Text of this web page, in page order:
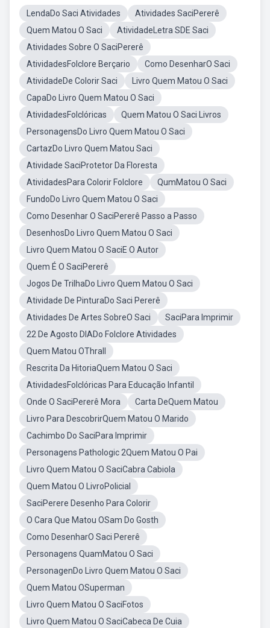
LendaDo Saci Atividades
Atividades SaciPererê
Quem Matou O Saci
AtividadeLetra SDE Saci
Atividades Sobre O SaciPererê
AtividadesFolclore Berçario
Como DesenharO Saci
AtividadeDe Colorir Saci
Livro Quem Matou O Saci
CapaDo Livro Quem Matou O Saci
AtividadesFolclóricas
Quem Matou O Saci Livros
PersonagensDo Livro Quem Matou O Saci
CartazDo Livro Quem Matou Saci
Atividade SaciProtetor Da Floresta
AtividadesPara Colorir Folclore
QumMatou O Saci
FundoDo Livro Quem Matou O Saci
Como Desenhar O SaciPererê Passo a Passo
DesenhosDo Livro Quem Matou O Saci
Livro Quem Matou O SaciE O Autor
Quem É O SaciPererê
Jogos De TrilhaDo Livro Quem Matou O Saci
Atividade De PinturaDo Saci Pererê
Atividades De Artes SobreO Saci
SaciPara Imprimir
22 De Agosto DIADo Folclore Atividades
Quem Matou OThrall
Rescrita Da HitoriaQuem Matou O Saci
AtividadesFolclóricas Para Educação Infantil
Onde O SaciPererê Mora
Carta DeQuem Matou
Livro Para DescobrirQuem Matou O Marido
Cachimbo Do SaciPara Imprimir
Personagens Pathologic 2Quem Matou O Pai
Livro Quem Matou O SaciCabra Cabiola
Quem Matou O LivroPolicial
SaciPerere Desenho Para Colorir
O Cara Que Matou OSam Do Gosth
Como DesenharO Saci Pererê
Personagens QuamMatou O Saci
PersonagenDo Livro Quem Matou O Saci
Quem Matou OSuperman
Livro Quem Matou O SaciFotos
Livro Quem Matou O SaciCabeca De Cuia